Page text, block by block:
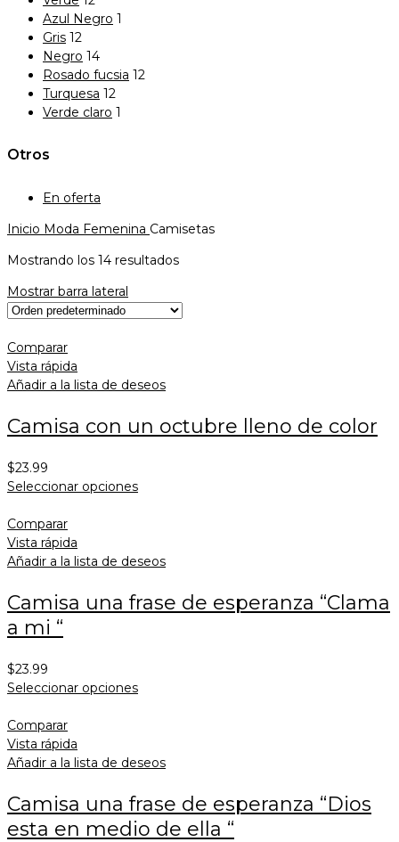
Azul Negro 1
Gris 12
Negro 14
Rosado fucsia 12
Turquesa 12
Verde claro 1
Otros
En oferta
Inicio Moda Femenina Camisetas
Mostrando los 14 resultados
Mostrar barra lateral
Comparar
Vista rápida
Añadir a la lista de deseos
Camisa con un octubre lleno de color
$23.99
Seleccionar opciones
Comparar
Vista rápida
Añadir a la lista de deseos
Camisa una frase de esperanza “Clama
a mi “
$23.99
Seleccionar opciones
Comparar
Vista rápida
Añadir a la lista de deseos
Camisa una frase de esperanza “Dios
esta en medio de ella “